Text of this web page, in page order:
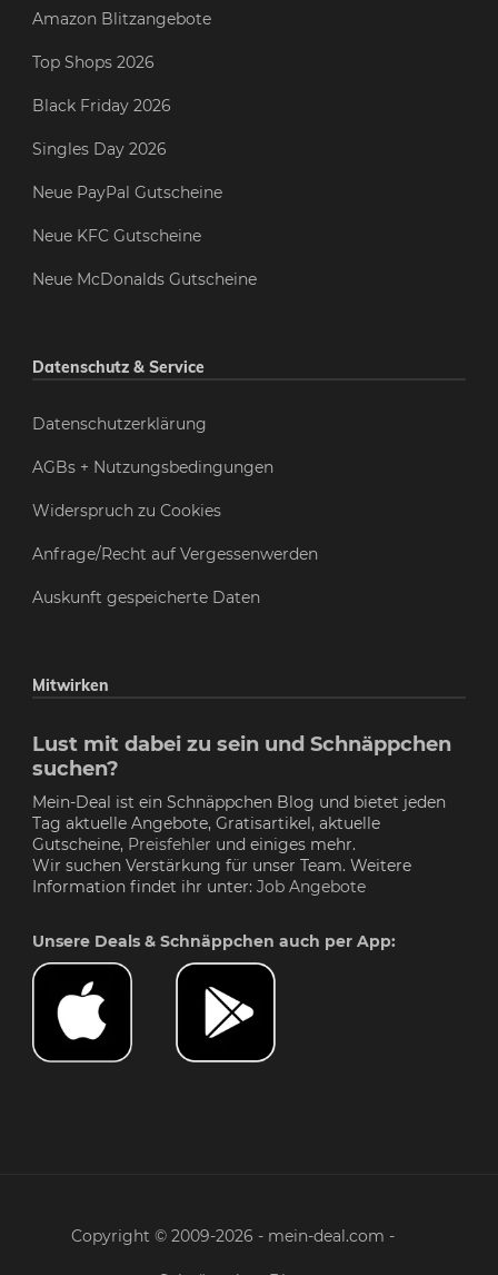
Amazon Blitzangebote
Top Shops 2026
Black Friday 2026
Singles Day 2026
Neue PayPal Gutscheine
Neue KFC Gutscheine
Neue McDonalds Gutscheine
Datenschutz & Service
Datenschutzerklärung
AGBs + Nutzungsbedingungen
Widerspruch zu Cookies
Anfrage/Recht auf Vergessenwerden
Auskunft gespeicherte Daten
Mitwirken
Lust mit dabei zu sein und Schnäppchen
suchen?
Mein-Deal ist ein Schnäppchen Blog und bietet jeden
Tag aktuelle Angebote, Gratisartikel, aktuelle
Gutscheine, Preisfehler und einiges mehr.
Wir suchen Verstärkung für unser Team. Weitere
Information findet ihr unter: Job Angebote
Unsere Deals & Schnäppchen auch per App:
Copyright © 2009-2026 - mein-deal.com -